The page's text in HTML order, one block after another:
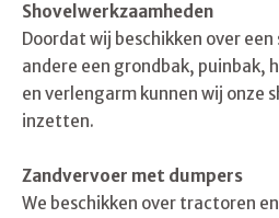
Shovelwerkzaamheden
Doordat wij beschikken over
andere een grondbak, puinbak,
en verlengarm kunnen wij onze
inzetten.
Zandvervoer met dumpers
We beschikken over tractoren